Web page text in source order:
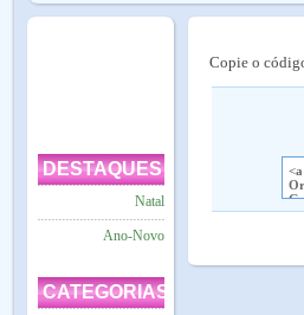
DESTAQUES
Natal
Ano-Novo
CATEGORIAS
Copie o